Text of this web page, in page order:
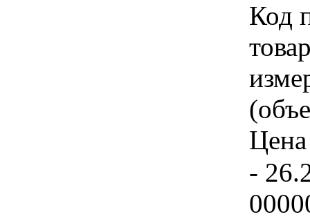
Код
-